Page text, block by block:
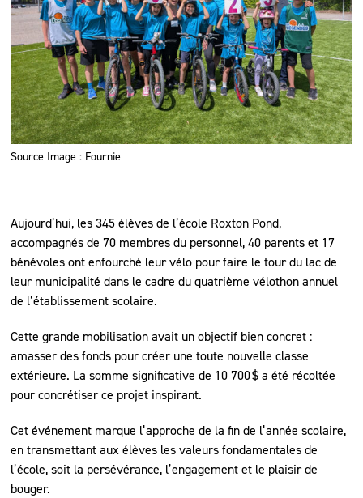
Source Image : Fournie
Aujourd’hui, les 345 élèves de l’école Roxton Pond,
accompagnés de 70 membres du personnel, 40 parents et 17
bénévoles ont enfourché leur vélo pour faire le tour du lac de
leur municipalité dans le cadre du quatrième vélothon annuel
de l’établissement scolaire.
Cette grande mobilisation avait un objectif bien concret :
amasser des fonds pour créer une toute nouvelle classe
extérieure. La somme significative de 10 700 $ a été récoltée
pour concrétiser ce projet inspirant.
Cet événement marque l’approche de la fin de l’année scolaire,
en transmettant aux élèves les valeurs fondamentales de
l’école, soit la persévérance, l’engagement et le plaisir de
bouger.